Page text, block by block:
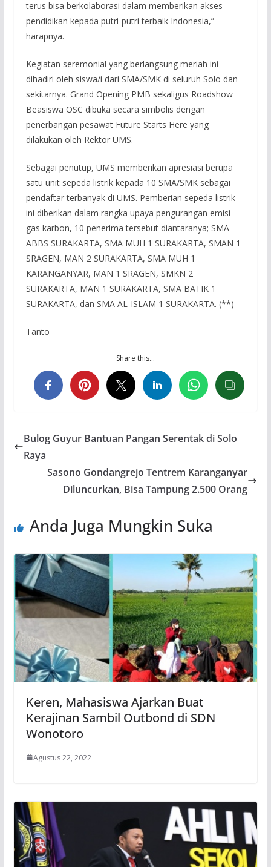
terus bisa berkolaborasi dalam memberikan akses
pendidikan kepada putri-putri terbaik Indonesia,”
harapnya.
Kegiatan seremonial yang berlangsung meriah ini
dihadiri oleh siswa/i dari SMA/SMK di seluruh Solo dan
sekitarnya. Grand Opening PMB sekaligus Roadshow
Beasiswa OSC dibuka secara simbolis dengan
penerbangan pesawat Future Starts Here yang
dilakukan oleh Rektor UMS.
Sebagai penutup, UMS memberikan apresiasi berupa
satu unit sepeda listrik kepada 10 SMA/SMK sebagai
pendaftar terbanyak di UMS. Pemberian sepeda listrik
ini diberikan dalam rangka upaya pengurangan emisi
gas karbon, 10 penerima tersebut diantaranya; SMA
ABBS SURAKARTA, SMA MUH 1 SURAKARTA, SMAN 1
SRAGEN, ⁠MAN 2 SURAKARTA, SMA MUH 1
KARANGANYAR, ⁠MAN 1 SRAGEN, SMKN 2
SURAKARTA, MAN 1 SURAKARTA, SMA BATIK 1
SURAKARTA, dan SMA AL-ISLAM 1 SURAKARTA. (**)
Tanto
Share this…
Bulog Guyur Bantuan Pangan Serentak di Solo
Raya
Sasono Gondangrejo Tentrem Karanganyar
Diluncurkan, Bisa Tampung 2.500 Orang
Anda Juga Mungkin Suka
Keren, Mahasiswa Ajarkan Buat
Kerajinan Sambil Outbond di SDN
Wonotoro
Agustus 22, 2022